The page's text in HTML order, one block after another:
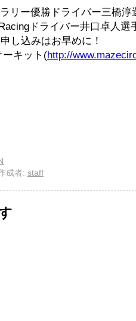
リー優勝ドライバー三橋淳
ドライバー井口卓人選
し込みはお早めに！
ーキット(http://
成者: staff